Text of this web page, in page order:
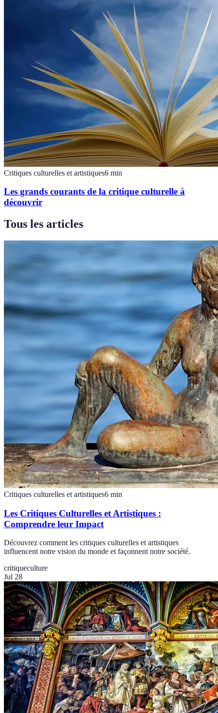
Critiques culturelles et artistiques6 min
Les grands courants de la critique culturelle à
découvrir
Tous les articles
Critiques culturelles et artistiques6 min
Les Critiques Culturelles et Artistiques :
Comprendre leur Impact
Découvrez comment les critiques culturelles et artistiques
influencent notre vision du monde et façonnent notre société.
critiqueculture
Jul 28